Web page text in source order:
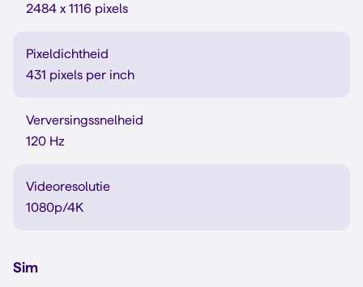
2484 x 1116 pixels
Pixeldichtheid
431 pixels per inch
Verversingssnelheid
120 Hz
Videoresolutie
1080p/4K
Sim